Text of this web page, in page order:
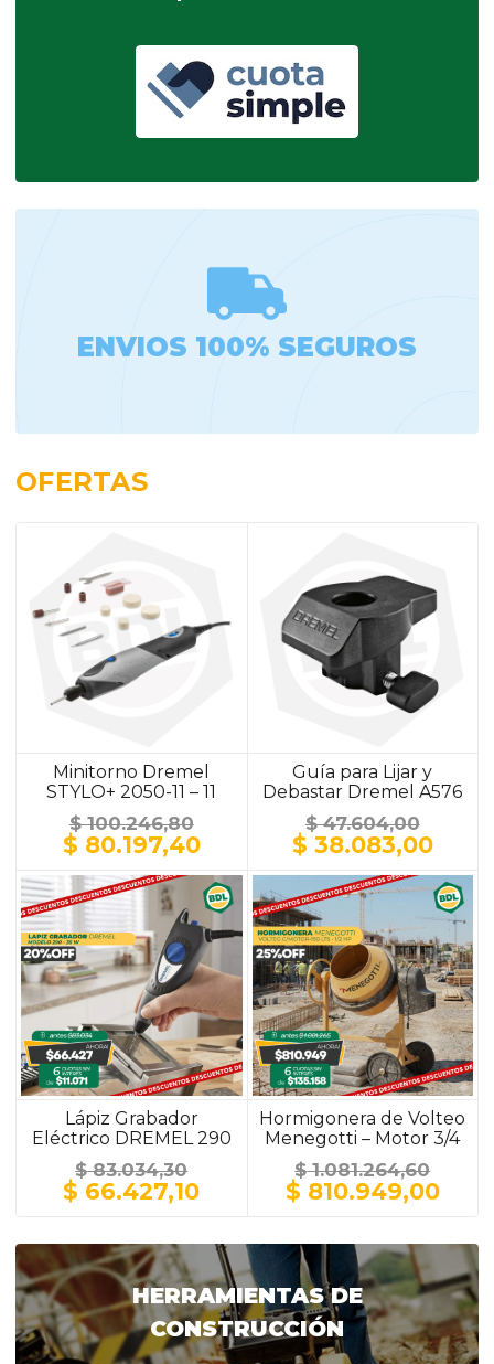
ENVIOS 100% SEGUROS
OFERTAS
Minitorno Dremel
STYLO+ 2050-11 – 11
$100.246,80
El
precio
original
era:
$ 100.246,80.
$ 80.197,40El
actual
es:
$ 80.197,40.
Guía para Lijar y
Debastar Dremel A576
$47.604,00
El
precio
original
era:
$ 47.604,00.
$ 38.083,00El
es:
$
Lápiz Grabador
Eléctrico DREMEL 290
$83.034,30
El
precio
era:
$ 83.034,30.
$ 66.427,10El
es:
$ 66.427,10.
Hormigonera de Volteo
Menegotti – Motor 3/4
HP / 150 Litros / Ruedas
Macizas Plásticas
$1.081.264,60
El
precio
era:
$ 1.081.264,60.
$ 810.949,00El
es:
$
HERRAMIENTAS DE
CONSTRUCCIÓN